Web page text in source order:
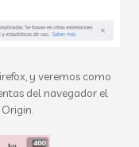
y veremos como
del navegador el